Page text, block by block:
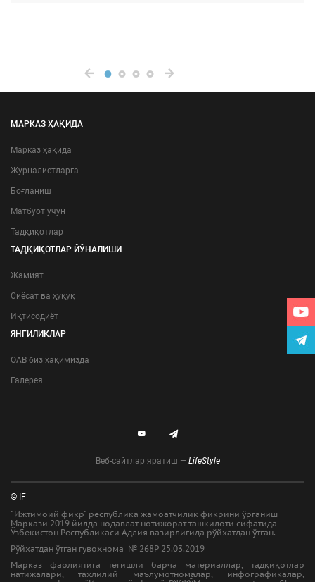
МАРКАЗ ҲАҚИДА
Марказ ҳақида
Журналистларга
Боғланиш
Матбуот учун
Тадқиқотлар
ТАДҚИҚОТЛАР ЙЎНАЛИШИ
Жамият
Сиёсат ва ҳуқуқ
Иқтисодиёт
ЯНГИЛИКЛАР
ОАВ биз ҳақимизда
Галерея
Веб-сайтлар яратиш — LifeStyle
© IF
"Ижтимоий фикр" республика жамоатчилик фикрини ўрганиш
Маркази 2019 йилда нодавлат нотижорат ташкилоти сифатида
Ўзбекистон Республикаси Адлия вазирлигида рўйхатдан ўтган.
Рўйхатдан ўтган гувоҳнома № 268Р 25.03.2019
Марказ фаолиятига тегишли барча материаллар, тадқиқотлар
натижалари, таҳлилий маълумотномалар, инфографикалар,